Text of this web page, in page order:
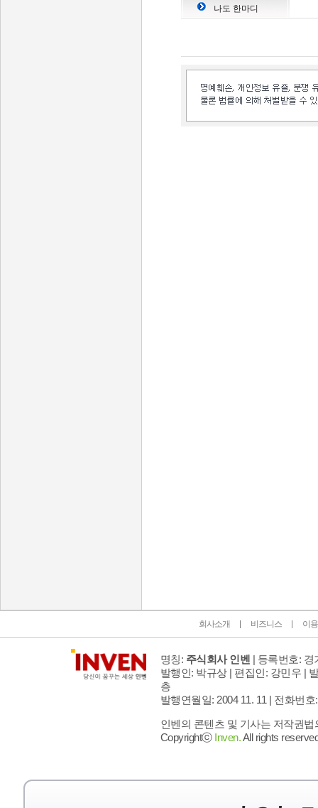
나도 한마디
회사소개 비즈니스 이
명칭: 주식회사 인벤 | 등록번호: 경
발행인: 박규상 | 편집인: 강민우 |
층
발행연월일: 2004 11. 11 | 전화번호
인벤의 콘텐츠 및 기사는 저작권
Copyrightⓒ Inven.All rights